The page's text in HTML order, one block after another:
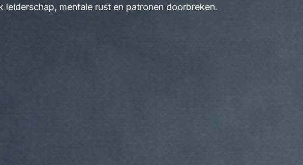
leiderschap, mentale rust en patronen doorbreken.